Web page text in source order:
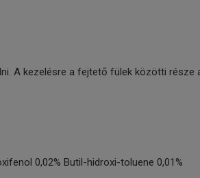
A kezelésre a fejtető fülek közötti része
0,02% Butil-hidroxi-toluene 0,01%